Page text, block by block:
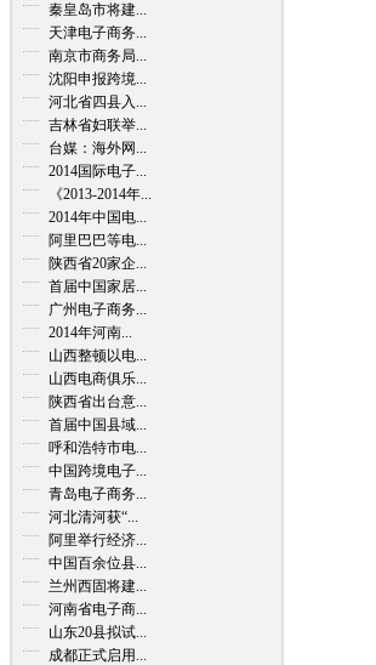
秦皇岛市将建...
天津电子商务...
南京市商务局...
沈阳申报跨境...
河北省四县入...
吉林省妇联举...
台媒：海外网...
2014国际电子...
《2013-2014年...
2014年中国电...
阿里巴巴等电...
陕西省20家企...
首届中国家居...
广州电子商务...
2014年河南...
山西整顿以电...
山西电商俱乐...
陕西省出台意...
首届中国县域...
呼和浩特市电...
中国跨境电子...
青岛电子商务...
河北清河获“...
阿里举行经济...
中国百余位县...
兰州西固将建...
河南省电子商...
山东20县拟试...
成都正式启用...